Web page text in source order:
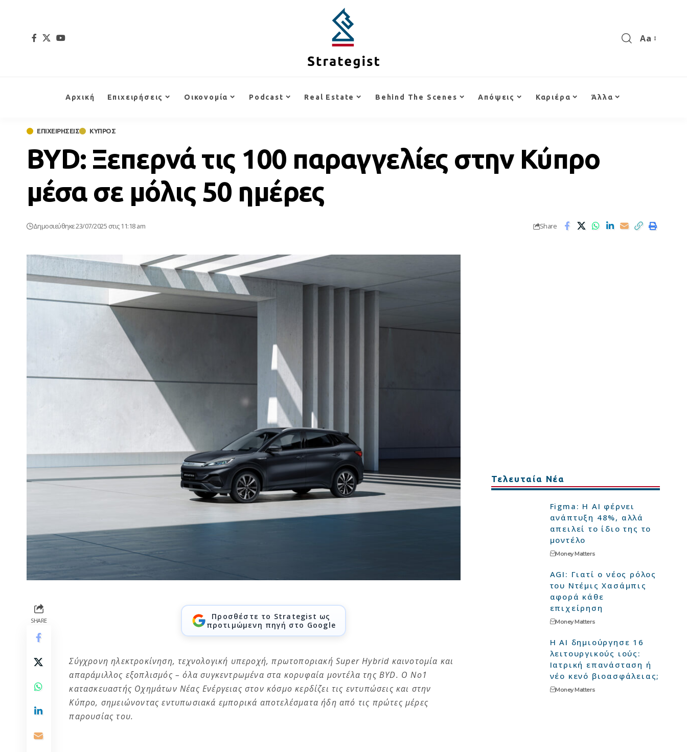
Aa
Αρχική Επιχειρήσεις Οικονομία Podcast Real Estate Behind The Scenes Απόψεις Καριέρα Άλλα
ΕΠΙΧΕΙΡΗΣΕΙΣ ΚΥΠΡΟΣ
BYD: Ξεπερνά τις 100 παραγγελίες στην Κύπρο
μέσα σε μόλις 50 ημέρες
Δημοσιεύθηκε 23/07/2025 στις 11:18 am Share
SHARE
Προσθέστε το Strategist ως
προτιμώμενη πηγή στο Google
Σύγχρονη ηλεκτροκίνηση, τεχνολογική υπεροχή, πρωτοποριακή Super Hybrid καινοτομία και
απαράμιλλος εξοπλισμός – όλα συγκεντρωμένα στα κορυφαία μοντέλα της BYD. Ο Νο1
κατασκευαστής Οχημάτων Νέας Ενέργειας στον κόσμο κερδίζει τις εντυπώσεις και στην
Κύπρο, σημειώνοντας εντυπωσιακά εμπορικά αποτελέσματα ήδη από τις πρώτες μέρες
παρουσίας του.
Τελευταία Νέα
Figma: Η AI φέρνει
ανάπτυξη 48%, αλλά
απειλεί το ίδιο της το
μοντέλο
Money Matters
AGI: Γιατί ο νέος ρόλος
του Ντέμις Χασάμπις
αφορά κάθε
επιχείρηση
Money Matters
Η AI δημιούργησε 16
λειτουργικούς ιούς:
Ιατρική επανάσταση ή
νέο κενό βιοασφάλειας;
Money Matters